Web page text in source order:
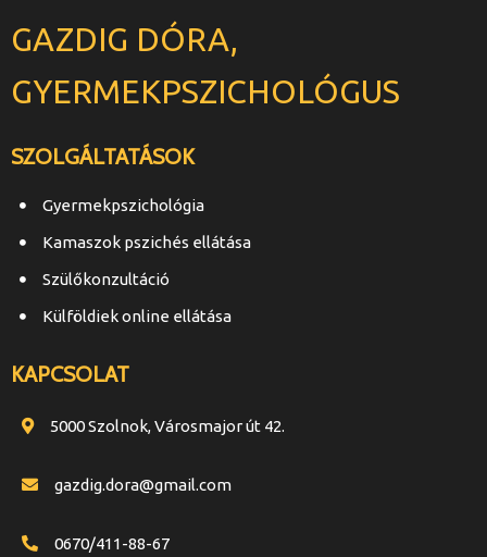
GAZDIG DÓRA,
GYERMEKPSZICHOLÓGUS
SZOLGÁLTATÁSOK
Gyermekpszichológia
Kamaszok pszichés ellátása
Szülőkonzultáció
Külföldiek online ellátása
KAPCSOLAT
5000 Szolnok, Városmajor út 42.
gazdig.dora@gmail.com
0670/411-88-67